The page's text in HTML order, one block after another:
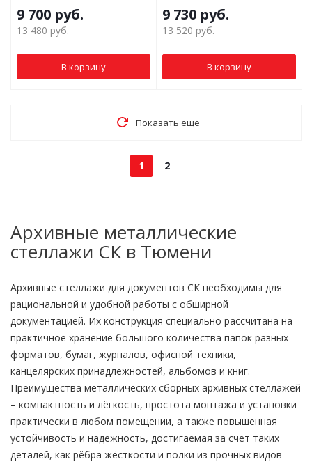
9 700 руб.
13 480руб.
В корзину
9 730 руб.
13 520руб.
В корзину
Показать еще
1 2
Архивные металлические
стеллажи СК в Тюмени
Архивные стеллажи для документов СК необходимы для
рациональной и удобной работы с обширной
документацией. Их конструкция специально рассчитана на
практичное хранение большого количества папок разных
форматов, бумаг, журналов, офисной техники,
канцелярских принадлежностей, альбомов и книг.
Преимущества металлических сборных архивных стеллажей
– компактность и лёгкость, простота монтажа и установки
практически в любом помещении, а также повышенная
устойчивость и надёжность, достигаемая за счёт таких
деталей, как рёбра жёсткости и полки из прочных видов